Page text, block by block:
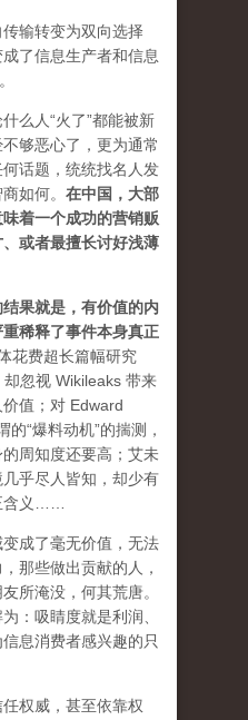
输转变为双向选择
了信息生产者和信息
么人“火了”都能被新
够恶心了，更为通常
话题，统统找名人发
如何。 在中国，大部
着一个成功的营销贩
或者最擅长讨好浅薄
果就是，有价值的内
稀释了事件本身真正
费超长篇幅研究
忽视 Wikileaks 带来
值；对 Edward
“爆料动机”的揣测，
周知度还要高；艾未
乎尽人皆知，却少有
含义……
成了毫无价值，无法
那些做出贡献的人，
所淹没，何其荒唐。
：吸睛度就是利润、
息消费者感兴趣的只
权威，甚至依靠权